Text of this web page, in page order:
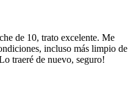
de 10, trato excelente. Me
incluso más limpio de
traeré de nuevo, seguro!